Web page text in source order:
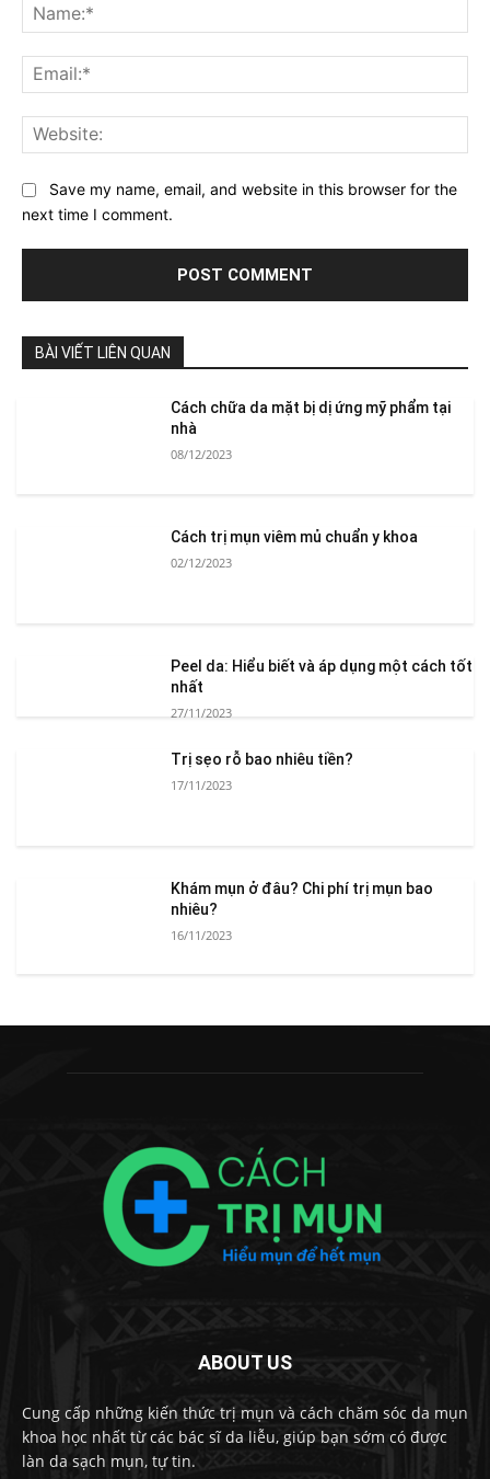
Save my name, email, and website in this browser for the
next time I comment.
BÀI VIẾT LIÊN QUAN
Cách chữa da mặt bị dị ứng mỹ phẩm tại
nhà
08/12/2023
Cách trị mụn viêm mủ chuẩn y khoa
02/12/2023
Peel da: Hiểu biết và áp dụng một cách tốt
nhất
27/11/2023
Trị sẹo rỗ bao nhiêu tiền?
17/11/2023
Khám mụn ở đâu? Chi phí trị mụn bao
nhiêu?
16/11/2023
ABOUT US
Cung cấp những kiến thức trị mụn và cách chăm sóc da mụn
khoa học nhất từ các bác sĩ da liễu, giúp bạn sớm có được
làn da sạch mụn, tự tin.